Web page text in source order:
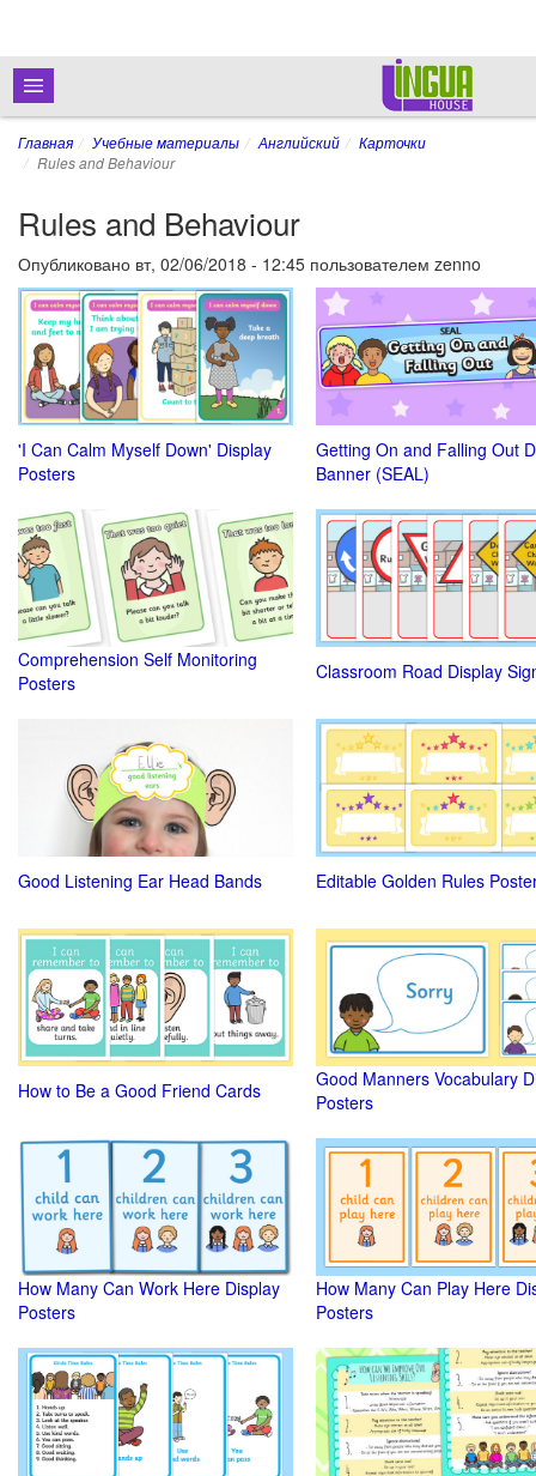
Главная Учебные материалы Английский
Карточки
Rules and Behaviour
Rules and Behaviour
Опубликовано вт, 02/06/2018 - 12:45 пользователем zenno
'I Can Calm Myself Down' Display
Posters
Getting On and Falling Out
Banner (SEAL)
Comprehension Self Monitoring
Posters
Classroom Road Display
Good Listening Ear Head Bands Editable Golden Rules
How to Be a Good Friend Cards
Good Manners Vocabulary
Posters
How Many Can Work Here Display
Posters
How Many Can Play Here
Posters